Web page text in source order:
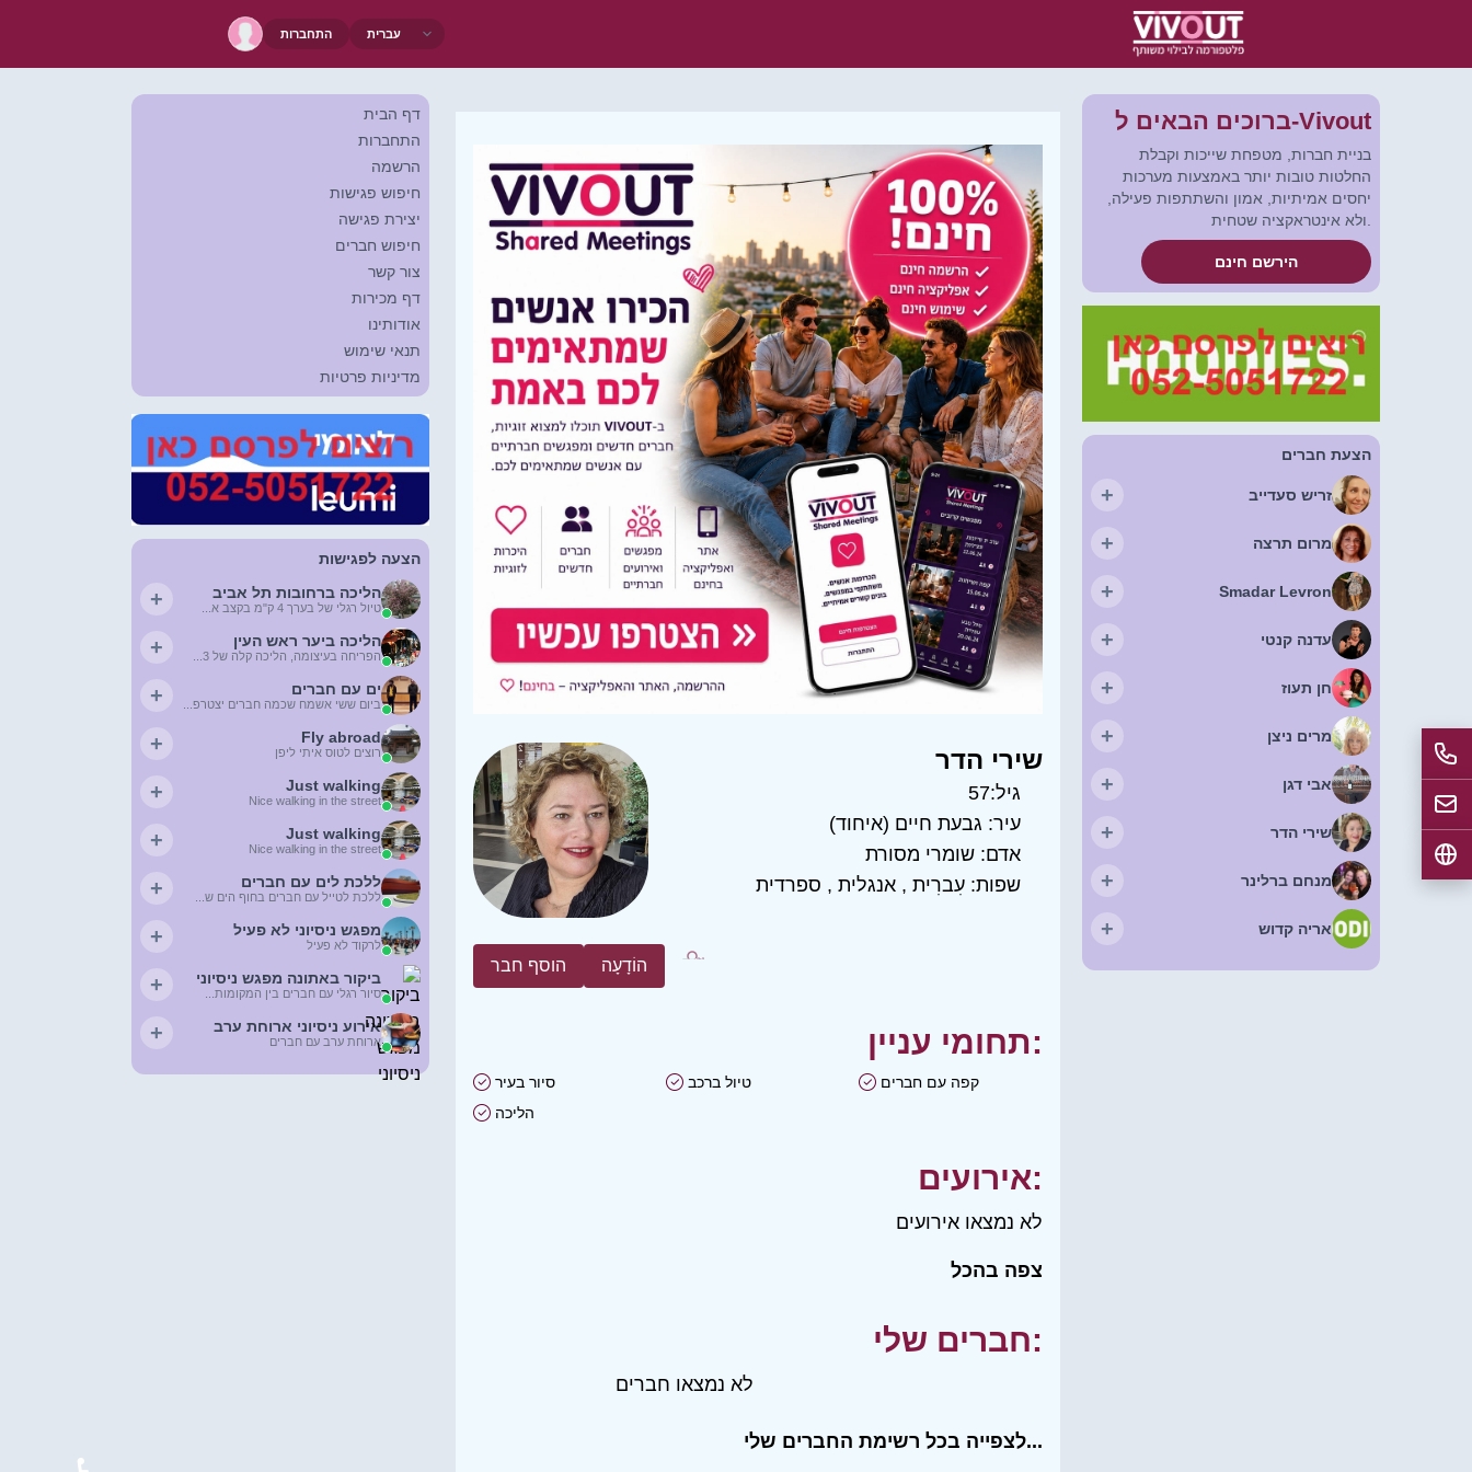
התחברות
דף הבית
התחברות
הרשמה
חיפוש פגישות
יצירת פגישה
חיפוש חברים
צור קשר
דף מכירות
אודותינו
תנאי שימוש
מדיניות פרטיות
הצעה לפגישות
הליכה ברחובות תל אביב
טיול רגלי של בערך 4 ק"מ בקצב א... +
הליכה ביער ראש העין
הפריחה בעיצומה, הליכה קלה של 3... +
ים עם חברים
ביום ששי אשמח שכמה חברים יצטרפ... +
Fly abroad
רוצים לטוס איתי ליפן +
Just walking
Nice walking in the street
+
Just walking
Nice walking in the street
+
ללכת לים עם חברים
ללכת לטייל עם חברים בחוף הים ש... +
מפגש ניסיוני לא פעיל
לרקוד לא פעיל +
ביקור באתונה מפגש ניסיוני
סיור רגלי עם חברים בין המקומות... +
אירוע ניסיוני ארוחת ערב
ארוחת ערב עם חברים +
שירי הדר
גיל:57
עיר: גבעת חיים (איחוד)
אדם: שומרי מסורת
שפות: עִברִית , אנגלית , ספרדית
הוסף חבר הוֹדָעָה
תחומי עניין:
סיור בעיר טיול ברכב
קפה עם חברים
הליכה
אירועים:
לא נמצאו אירועים
צפה בהכל
חברים שלי:
לא נמצאו חברים
לצפייה בכל רשימת החברים שלי...
ברוכים הבאים ל-Vivout
בניית חברות, מטפחת שייכות וקבלת
החלטות טובות יותר באמצעות מערכות
יחסים אמיתיות, אמון והשתתפות פעילה,
הירשם חינם
הצעת חברים
זריש סעדייב +
מרום תרצה +
Smadar Levron
+
עדנה קנטי +
חן תעוז +
מרים ניצן +
אבי דגן +
שירי הדר +
מנחם ברלינר +
אריה קדוש +